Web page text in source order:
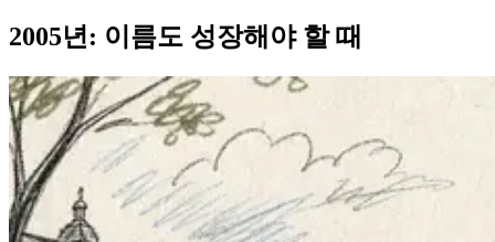
2005년: 이름도 성장해야 할 때